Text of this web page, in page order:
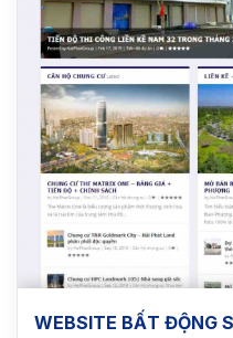
WEBSITE BẤT ĐỘNG